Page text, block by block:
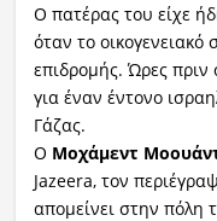
Ο πατέρας του είχε
όταν το οικογενειακό
επιδρομής. Ώρες πριν
για έναν έντονο
Γάζας.
Ο Μοχάμεντ
Jazeera, τον
απομείνει στην πόλη